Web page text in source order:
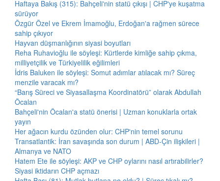
Haftaya Bakış (315): Bahçeli'nin statü çıkışı | CHP'ye kuşatma
sürüyor
Özgür Özel ve Ekrem İmamoğlu, Erdoğan'a rağmen sürece
sahip çıkıyor
Hayvan düşmanlığının siyasi boyutları
Reha Ruhavioğlu ile söyleşi: Kürtlerde kimliğe sahip çıkma,
milliyetçilik ve Türkiyelilik eğilimleri
İdris Baluken ile söyleşi: Somut adımlar atılacak mı? Süreç
menzile varacak mı?
“Barış Süreci ve Siyasallaşma Koordinatörü” olarak Abdullah
Öcalan
Bahçeli'nin Öcalan'a statü önerisi | Uzman konuklarla ortak
yayın
Her ağacın kurdu özünden olur: CHP'nin temel sorunu
Transatlantik: İran savaşında son durum | ABD-Çin ilişkileri |
Almanya ve NATO
Hatem Ete ile söyleşi: AKP ve CHP oylarını nasıl artırabilirler?
Siyasi iktidarın CHP açmazı